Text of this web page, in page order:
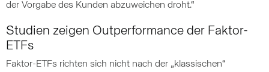
der Vorgabe des Kunden abzuweichen droht.“
Studien zeigen Outperformance der Faktor-
ETFs
Faktor-ETFs richten sich nicht nach der „klassischen“